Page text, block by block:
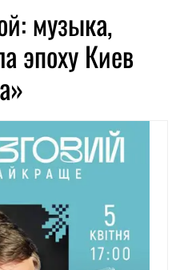
музыка,
эпоху Киев